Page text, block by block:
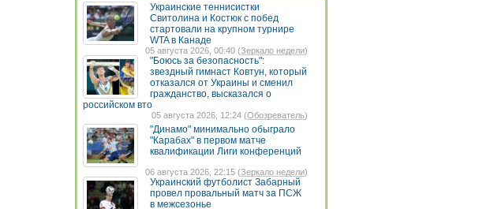
Украинские теннисистки
Свитолина и Костюк с побед
стартовали на крупном турнире
WTA в Канаде
05 августа 2026, 00:40 (Зеркало недели)
"Боюсь за безопасность":
звездный гимнаст Ковтун, который
отказался от Украины и сменил
гражданство, высказался о
российском вто
05 августа 2026, 12:24 (Обозреватель)
"Динамо" минимально обыграло
"Карабах" в первом матче
квалификации Лиги конференций
06 августа 2026, 22:15 (Зеркало недели)
Украинский футболист Забарный
провел провальный матч за ПСЖ
в межсезонье